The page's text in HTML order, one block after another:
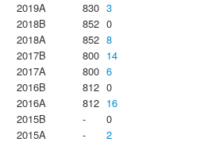
2019A
830 3
2018B
852 0
2018A
852 8
2017B
800 14
2017A
800 6
2016B
812 0
2016A
812 16
2015B
-
0
2015A
-
2